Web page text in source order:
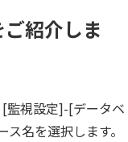
データ仮想化
データ統合
紹介しま
監視設定]-[データベ
名を選択します。